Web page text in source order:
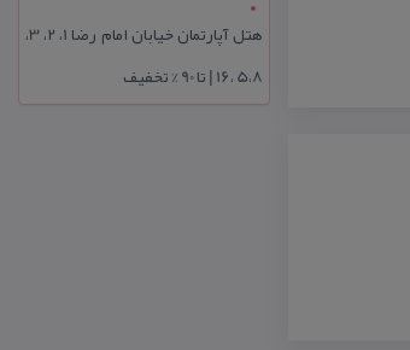
هتل آپارتمان خیابان امام رضا 1، 2، 3،
5،8 ،16 | تا 90 % تخفیف